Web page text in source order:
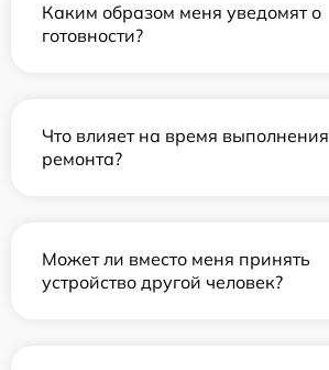
Каким образом меня уведомят о
готовности?
Что влияет на время выполнения
ремонта?
Может ли вместо меня принять
устройство другой человек?